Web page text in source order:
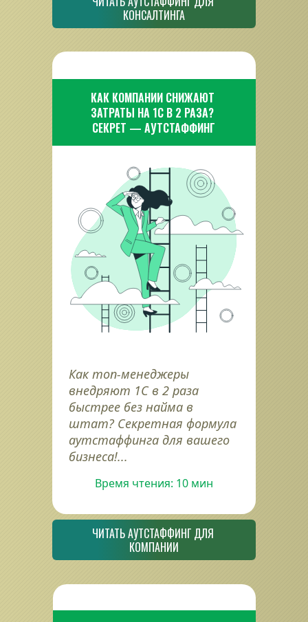
КАК КОМПАНИИ СНИЖАЮТ
ЗАТРАТЫ НА 1С В 2 РАЗА?
СЕКРЕТ — АУТСТАФФИНГ
Как топ-менеджеры
внедряют 1С в 2 раза
быстрее без найма в
штат? Секретная формула
аутстаффинга для вашего
бизнеса!...
КОНСАЛТИНГА
ЧИТАТЬ АУТСТАФФИНГ ДЛЯ
КОМПАНИИ
Время чтения: 10 мин